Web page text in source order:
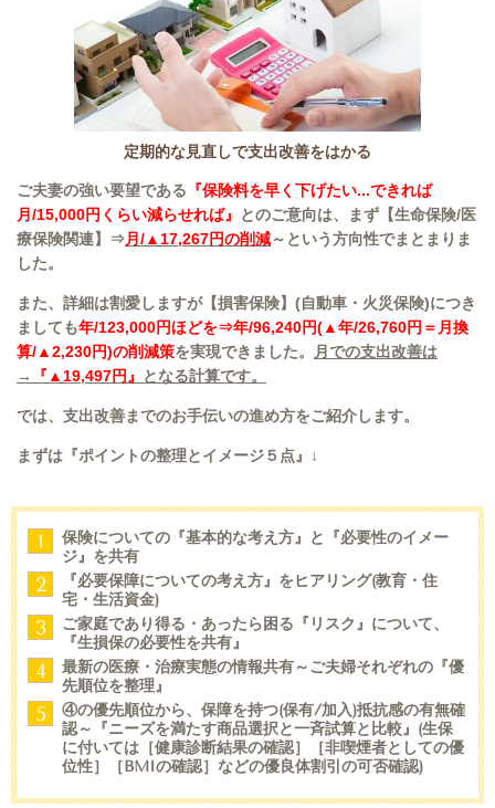
定期的な見直しで支出改善をはかる
ご夫妻の強い要望である 『保険料を早く下げたい...できれば
月/15,000円くらい減らせれば』
とのご意向は、まず【生命保険/医
療保険関連】⇒月/▲17,267円の削減～という方向性でまとまりま
した。
また、詳細は割愛しますが【損害保険】(自動車・火災保険)につき
ましても年/123,000円ほどを⇒年/96,240円(▲年/26,760円＝月換
算/▲2,230円)の削減策を実現できました。
月での支出改善は
→
『▲19,497円』 となる計算です。
では、支出改善までのお手伝いの進め方をご紹介します。
まずは『ポイントの整理とイメージ５点』 ↓
1
保険についての『基本的な考え方』と『必要性のイメー
ジ』を共有
2
『必要保障についての考え方』をヒアリング(教育・住
宅・生活資金)
3
ご家庭であり得る・あったら困る『リスク』について、
『生損保の必要性を共有』
4
最新の医療・治療実態の情報共有～ご夫婦それぞれの『優
先順位を整理』
5
④の優先順位から、保障を持つ(保有/加入)抵抗感の有無確
認～『ニーズを満たす商品選択と一斉試算と比較』(生保
に付いては［健康診断結果の確認］［非喫煙者としての優
位性］［BMIの確認］などの優良体割引の可否確認)